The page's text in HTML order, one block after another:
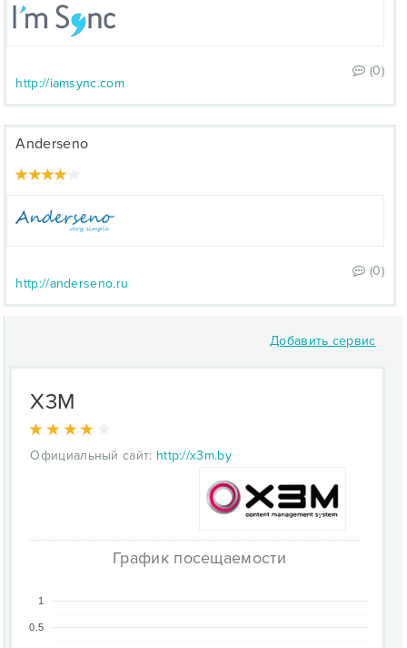
(0)
http://iamsync.com
Anderseno
(0)
http://anderseno.ru
Добавить сервис
X3M
Официальный сайт: http://x3m.by
График посещаемости
0.5
1